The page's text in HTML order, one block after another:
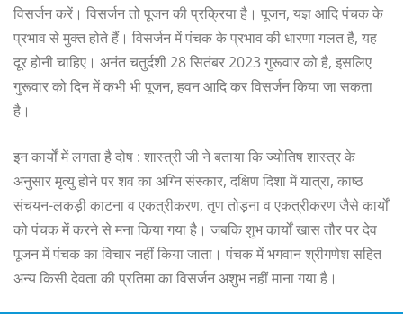
विसर्जन करें। विसर्जन तो पूजन की प्रक्रिया है। पूजन, यज्ञ आदि पंचक के
प्रभाव से मुक्त होते हैं। विसर्जन में पंचक के प्रभाव की धारणा गलत है, यह
दूर होनी चाहिए। अनंत चतुर्दशी 28 सितंबर 2023 गुरूवार को है, इसलिए
गुरूवार को दिन में कभी भी पूजन, हवन आदि कर विसर्जन किया जा सकता
है।
इन कार्यों में लगता है दोष : शास्त्री जी ने बताया कि ज्योतिष शास्त्र के
अनुसार मृत्यु होने पर शव का अग्नि संस्कार, दक्षिण दिशा में यात्रा, काष्ठ
संचयन-लकड़ी काटना व एकत्रीकरण, तृण तोड़ना व एकत्रीकरण जैसे कार्यों
को पंचक में करने से मना किया गया है। जबकि शुभ कार्यों खास तौर पर देव
पूजन में पंचक का विचार नहीं किया जाता। पंचक में भगवान श्रीगणेश सहित
अन्य किसी देवता की प्रतिमा का विसर्जन अशुभ नहीं माना गया है।